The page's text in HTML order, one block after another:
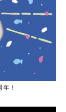
！